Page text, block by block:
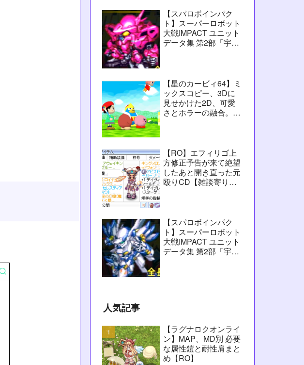
【スパロボインパク
ト】スーパーロボット
大戦IMPACT ユニット
データ集 第2部「宇宙
【星のカービィ64】ミ
ックスコピー、3Dに
見せかけた2D、可愛
さとホラーの融合。数
【RO】エフィリゴ上
方修正予告が来て絶望
したあと開き直った元
殴りCD【雑談寄りの
【スパロボインパク
ト】スーパーロボット
大戦IMPACT ユニット
データ集 第2部「宇宙
人気記事
【ラグナロクオンライ
ン】MAP、MD別 必要
な属性鎧と耐性肩まと
め【RO】